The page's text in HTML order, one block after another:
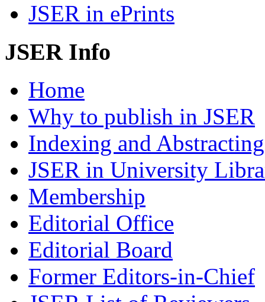
JSER in ePrints
JSER Info
Home
Why to publish in JSER
Indexing and Abstracting
JSER in University
Membership
Editorial Office
Editorial Board
Former Editors-in-Chief